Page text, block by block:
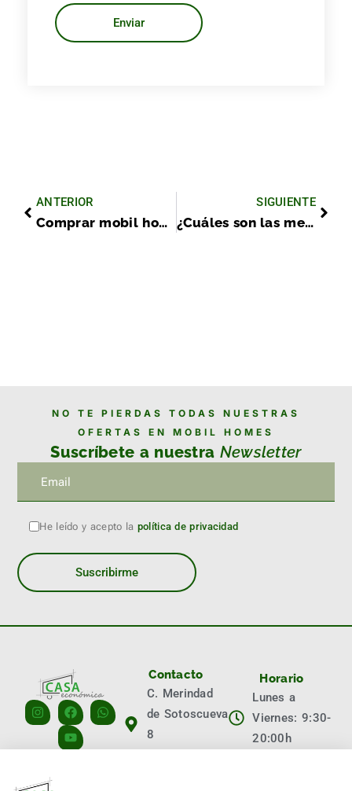
ANTERIOR
Comprar mobil homes baratas sin comprometer calidad y seguridad
SIGUIENTE
¿Cuáles son las mejores marcas de mobil homes disponibles en España?
NO TE PIERDAS TODAS NUESTRAS
OFERTAS EN MOBIL HOMES
Suscríbete a nuestra Newsletter
He leído y acepto la política de privacidad
Contacto
C. Merindad
de Sotoscueva
8
Horario
Lunes a
Viernes: 9:30-
20:00h